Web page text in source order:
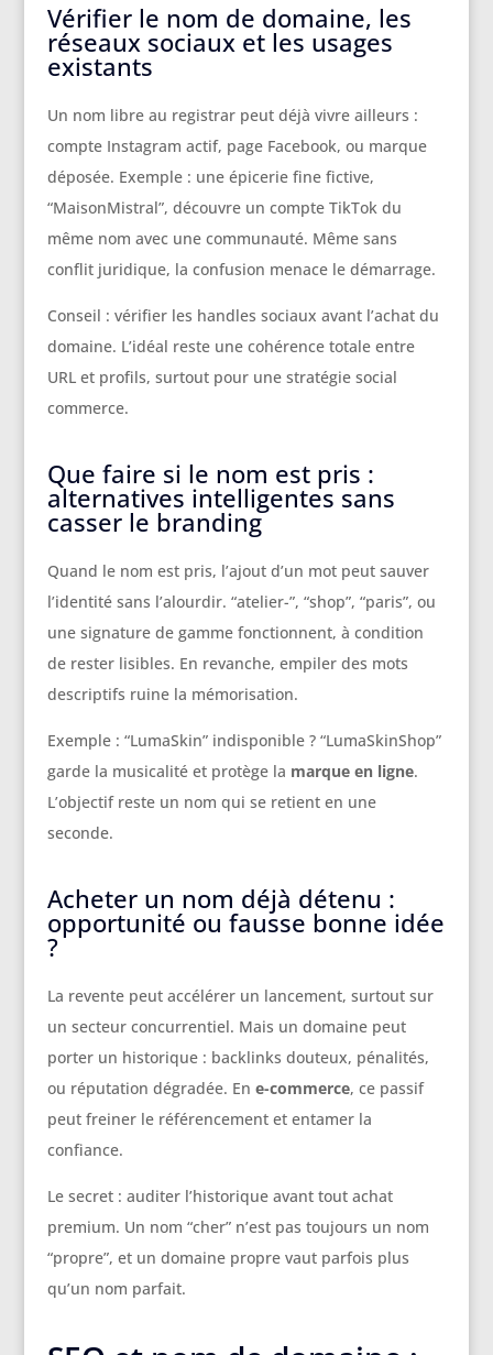
Vérifier le nom de domaine, les
réseaux sociaux et les usages
existants
Un nom libre au registrar peut déjà vivre ailleurs :
compte Instagram actif, page Facebook, ou marque
déposée. Exemple : une épicerie fine fictive,
“MaisonMistral”, découvre un compte TikTok du
même nom avec une communauté. Même sans
conflit juridique, la confusion menace le démarrage.
Conseil : vérifier les handles sociaux avant l’achat du
domaine. L’idéal reste une cohérence totale entre
URL et profils, surtout pour une stratégie social
commerce.
Que faire si le nom est pris :
alternatives intelligentes sans
casser le branding
Quand le nom est pris, l’ajout d’un mot peut sauver
l’identité sans l’alourdir. “atelier-”, “shop”, “paris”, ou
une signature de gamme fonctionnent, à condition
de rester lisibles. En revanche, empiler des mots
descriptifs ruine la mémorisation.
Exemple : “LumaSkin” indisponible ? “LumaSkinShop”
garde la musicalité et protège la marque en ligne.
L’objectif reste un nom qui se retient en une
seconde.
Acheter un nom déjà détenu :
opportunité ou fausse bonne idée
?
La revente peut accélérer un lancement, surtout sur
un secteur concurrentiel. Mais un domaine peut
porter un historique : backlinks douteux, pénalités,
ou réputation dégradée. En e-commerce, ce passif
peut freiner le référencement et entamer la
confiance.
Le secret : auditer l’historique avant tout achat
premium. Un nom “cher” n’est pas toujours un nom
“propre”, et un domaine propre vaut parfois plus
qu’un nom parfait.